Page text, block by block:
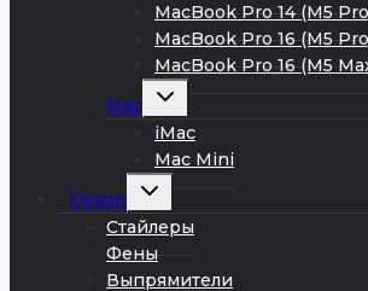
MacBook Pro 14 (M5
MacBook Pro 16 (M5
MacBook Pro 16 (M5
Mac
Развернуть
меню
iMac
Mac Mini
Dyson
Развернуть
меню
Стайлеры
Фены
Выпрямители